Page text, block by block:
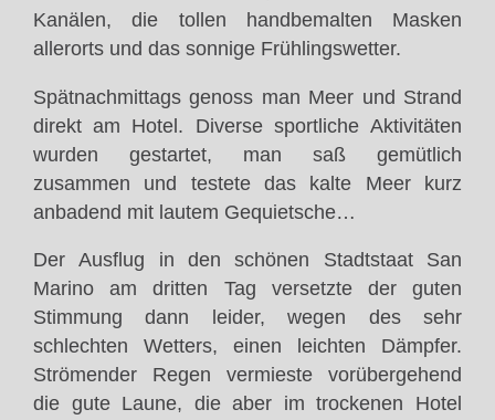
Kanälen, die tollen handbemalten Masken
allerorts und das sonnige Frühlingswetter.
Spätnachmittags genoss man Meer und Strand
direkt am Hotel. Diverse sportliche Aktivitäten
wurden gestartet, man saß gemütlich
zusammen und testete das kalte Meer kurz
anbadend mit lautem Gequietsche…
Der Ausflug in den schönen Stadtstaat San
Marino am dritten Tag versetzte der guten
Stimmung dann leider, wegen des sehr
schlechten Wetters, einen leichten Dämpfer.
Strömender Regen vermieste vorübergehend
die gute Laune, die aber im trockenen Hotel